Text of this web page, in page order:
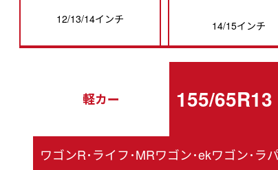
12/13/14インチ 14/15インチ
軽カー 155/65R13
ワゴンR･ライフ･MRワゴン･ekワゴン･ラ